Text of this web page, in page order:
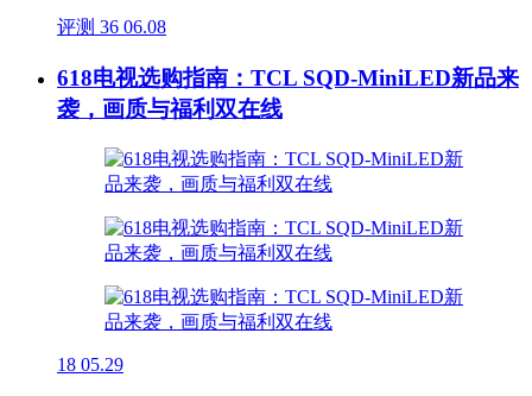
评测 36 06.08
618电视选购指南：TCL SQD-MiniLED新品来
袭，画质与福利双在线
18 05.29